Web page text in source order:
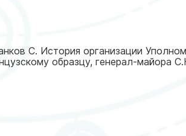
С. История организации
образцу, генерал-майора